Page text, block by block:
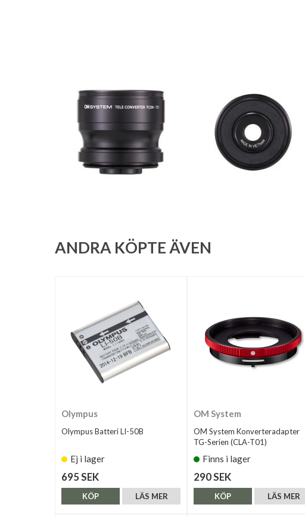
ANDRA KÖPTE ÄVEN
Olympus
Olympus Batteri LI-50B
Ej i lager
695 SEK
LÄS MER
KÖP
OM System
OM System Konverteradapter
TG-Serien (CLA-T01)
Finns i lager
290 SEK
LÄS MER
KÖP